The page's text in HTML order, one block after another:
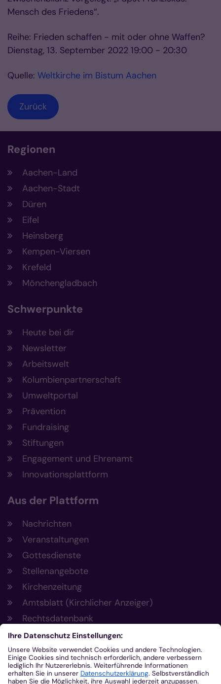
Mensch des Friedens“.
Reihe: Frieden schaffen - mit oder ohne Waffen?
Dienstag, 13. September 2022 19:00 - 20:30
Quelle: Weltkirche im Bistum Aachen
Zurück
Regionen
Aachen-Land
Aachen-Stadt
Düren
Eifel
Heinsberg
Kempen-Viersen
Krefeld
Mönchengladbach
Schwerpunkte
Heute bei dir
Newsletter
Arbeitswelt
Kolumbienpartnerschaft
Umweltportal
Prävention
Fundraising
Stiftungen
Engagement und Ehrenamt
Innovationsplattform
Aus der Plattform
Nachrichten
Veranstaltungen
Gottesdienste
Stellenangebote
Kirchenzeitung
Amtsblatt (Kirchlicher Anzeiger)
Rechtsdatenbank
Meldestelle gemäß Hinweisgeberschutzgesetz